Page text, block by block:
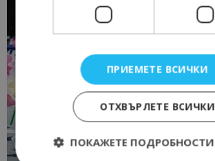
ПРИЕМЕТЕ ВСИЧКИ
ОТХВЪРЛЕТЕ ВСИЧКИ
ПОКАЖЕТЕ ПОДРОБНОСТИ